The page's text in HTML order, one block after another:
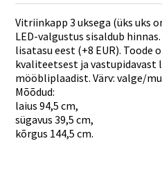
Vitriinkapp 3 uksega (üks uks
LED-valgustus sisaldub
lisatasu eest (+8 EUR). Toode
kvaliteetsest ja vastupidavast
mööbliplaadist. Värv: valge/
Mõõdud:
laius 94,5 cm,
sügavus 39,5 cm,
kõrgus 144,5 cm.